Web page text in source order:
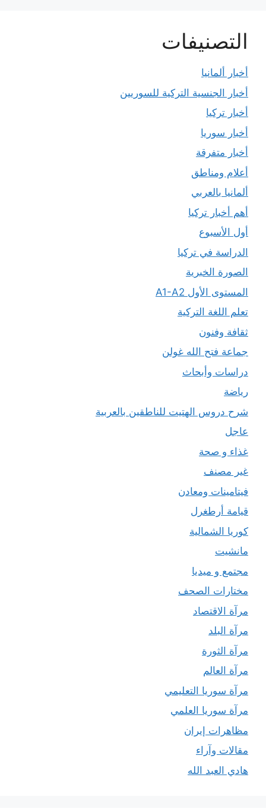
التصنيفات
أخبار ألمانيا
أخبار الجنسية التركية للسوريين
أخبار تركيا
أخبار سوريا
أخبار متفرقة
أعلام ومناطق
ألمانيا بالعربي
أهم أخبار تركيا
أول الأسبوع
الدراسة في تركيا
الصورة الخبرية
المستوى الأول A1-A2
تعلم اللغة التركية
ثقافة وفنون
جماعة فتح الله غولن
دراسات وأبحاث
رياضة
شرح دروس الهتيت للناطقين بالعربية
عاجل
غذاء و صحة
غير مصنف
فيتامينات ومعادن
قيامة أرطغرل
كوريا الشمالية
مانشيت
مجتمع و ميديا
مختارات الصحف
مرآة الاقتصاد
مرآة البلد
مرآة الثورة
مرآة العالم
مرآة سوريا التعليمي
مرآة سوريا العلمي
مظاهرات إيران
مقالات وآراء
هادي العبد الله